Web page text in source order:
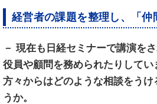
経営者の課題を整理し、「仲
－ 現在も日経セミナーで講演を
役員や顧問を務められたりして
方々からはどのような相談をうけ
うか。